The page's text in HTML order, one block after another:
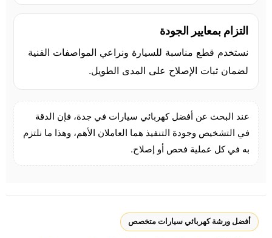
التزام بمعايير الجودة
نستخدم قطع مناسبة للسيارة ونراعي المواصفات الفنية
لضمان ثبات الإصلاح على المدى الطويل.
عند البحث عن أفضل كهربائي سيارات في جدة، فإن الدقة
في التشخيص وجودة التنفيذ هما العاملان الأهم، وهذا ما نلتزم
به في كل عملية فحص أو إصلاح.
أفضل ورشة كهربائي سيارات متخصص